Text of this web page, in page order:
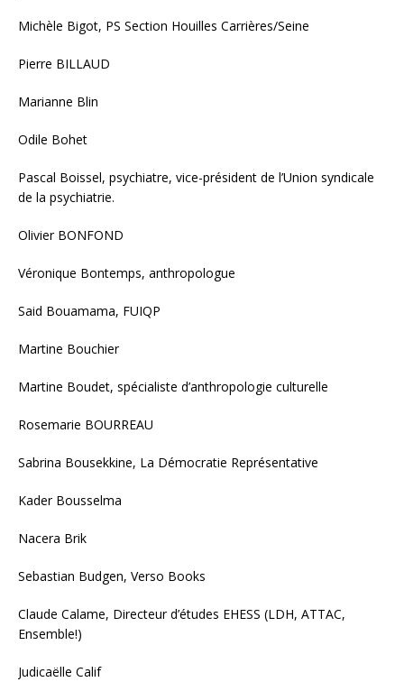
Michèle Bigot, PS Section Houilles Carrières/Seine
Pierre BILLAUD
Marianne Blin
Odile Bohet
Pascal Boissel, psychiatre, vice-président de l’Union syndicale
de la psychiatrie.
Olivier BONFOND
Véronique Bontemps, anthropologue
Said Bouamama, FUIQP
Martine Bouchier
Martine Boudet, spécialiste d’anthropologie culturelle
Rosemarie BOURREAU
Sabrina Bousekkine, La Démocratie Représentative
Kader Bousselma
Nacera Brik
Sebastian Budgen, Verso Books
Claude Calame, Directeur d’études EHESS (LDH, ATTAC,
Ensemble!)
Judicaëlle Calif